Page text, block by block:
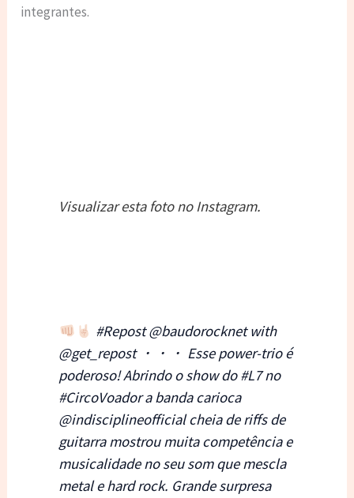
integrantes.
Visualizar esta foto no Instagram.
#Repost @baudorocknet with
@get_repost ・・・ Esse power-trio é
poderoso! Abrindo o show do #L7 no
#CircoVoador a banda carioca
@indisciplineofficial cheia de riffs de
guitarra mostrou muita competência e
musicalidade no seu som que mescla
metal e hard rock. Grande surpresa